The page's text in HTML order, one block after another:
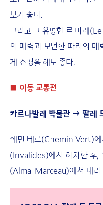
보기 좋다.
그리고 그 유명한 르 마레
의 매력과 모던한 파리의 매
게 쇼핑을 해도 좋다.
■ 이동 교통편
카르나발레 박물관 → 팔레
쉐민 베르(Chemin Vert)에
(Invalides)에서 하차한 후,
(Alma-Marceau)에서 내려